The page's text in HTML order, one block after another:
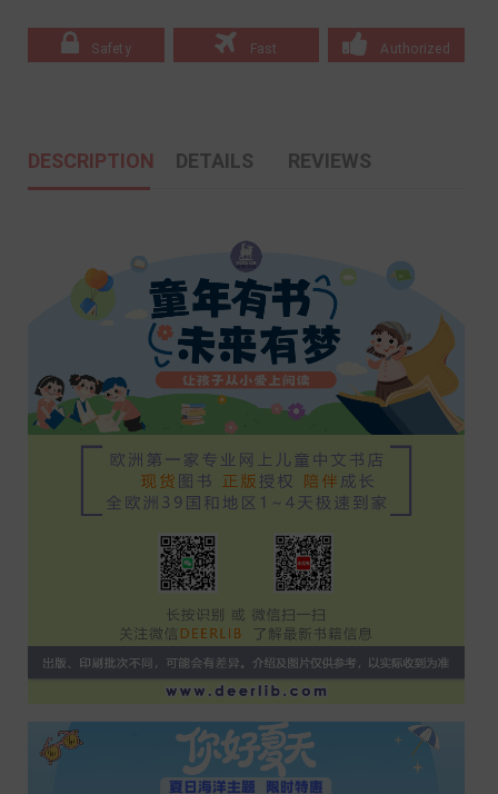
Safety Fast Authorized
DESCRIPTION DETAILS REVIEWS